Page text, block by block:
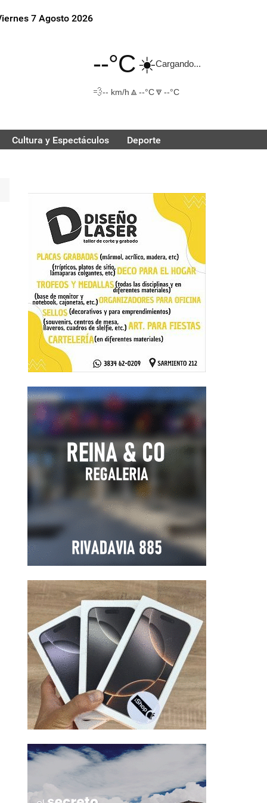
7 Agosto 2026
--°C☀️Cargando...
💨-- km/h 🔼 --°C🔽 --°C
Cultura y Espectáculos Deporte